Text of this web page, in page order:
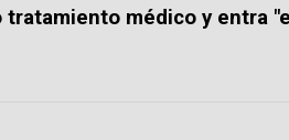
médico y entra